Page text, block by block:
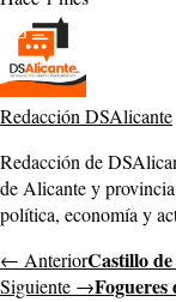
Redacción DSAlicante
Redacción de
de Alicante y
política, economía y
← AnteriorCastillo
Siguiente →Fogueres